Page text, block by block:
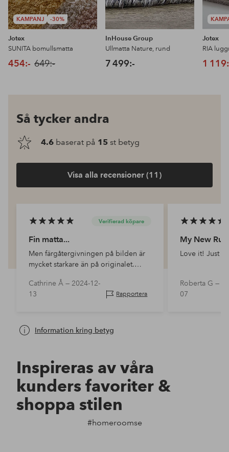
KAMPANJ -30%
Jotex
SUNITA bomullsmatta
454:- 649:-
InHouse Group
Ullmatta Nature, rund
7 499:-
Jotex
RIA
1
Så tycker andra
4.6 baserat på 15 st betyg
Visa alla recensioner (11)
Verifierad köpare
Fin matta...
Men färgåtergivningen på bilden är
mycket starkare än på originalet.
Cathrine Å — 2024-12-
13
Rapportera
My New
Love it!
Roberta G —
07
Information kring betyg
Inspireras av våra
kunders favoriter &
shoppa stilen
#homeroomse